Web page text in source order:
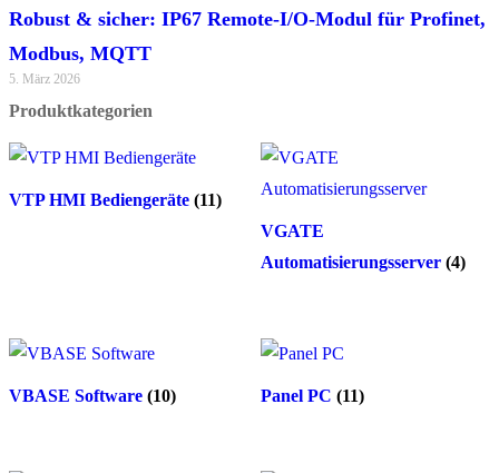
Robust & sicher: IP67 Remote-I/O-Modul für Profinet,
Modbus, MQTT
5. März 2026
Produktkategorien
VTP HMI Bediengeräte (11)
VGATE
Automatisierungsserver (4)
VBASE Software (10) Panel PC (11)